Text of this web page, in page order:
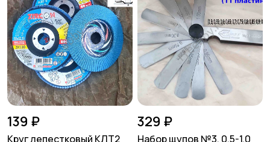
139 ₽
Круг лепестковый КЛТ2
329 ₽
Набор щупов №3, 0,5-1,0